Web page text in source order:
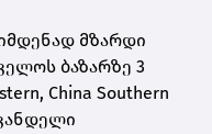
მზარდი
ბაზარზე 3
China Southern